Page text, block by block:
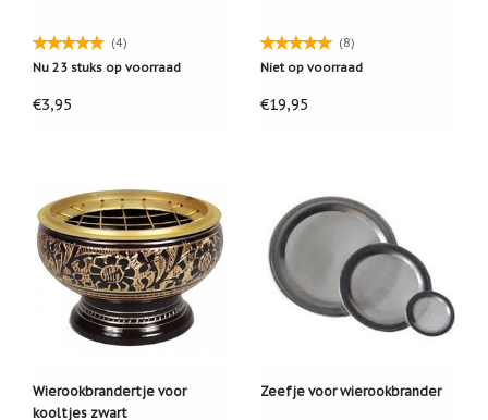
inpakservice
Jim
Shore:
welk
beeldje
past
moment?
met
een
(4)
Nu 23 stuks op voorraad
€3,95
(8)
Niet op voorraad
€19,95
Wierookbrandertje voor
kooltjes zwart
Zeefje voor wierookbrander